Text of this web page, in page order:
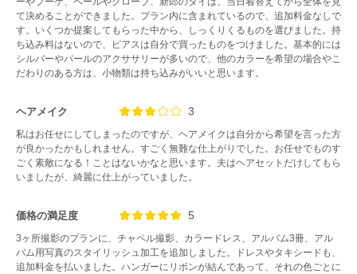
て決めることができました。プラン内に含まれているので、追加料金なしで
す。いくつか提案してもらった中から、しっくりくるものを選びました。持
ち込み料はないので、ピアスは自分で買ったものをつけました。基本的には
シルバーやパールのアクササリーが多いので、他のカラーを希望の場合やこ
だわりのある方は、小物類は持ち込みがいいと思います。
ヘアメイク 3
私はお任せにしてしまったのですが、ヘアメイクは自分から希望を言った方
が良かったかもしれません。すごく無難な仕上がりでした。お任せでものす
ごく素敵になる！ことはないかなと思います。夫はヘアセットだけしてもら
いましたが、綺麗に仕上がっていました。
価格の満足度 5
3ヶ所撮影のプランに、チャペル撮影、カラードレス、アルバム3冊、アル
バム用写真のスタイリッシュ加工を追加しました。ドレスやタキシードも、
追加料金を払いました。ハンガーにリボンが結んであって、それの色ごとに